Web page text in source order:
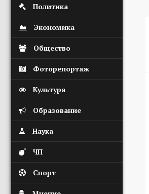
Политика
Экономика
Общество
Фоторепортаж
Культура
Образование
Наука
ЧП
Спорт